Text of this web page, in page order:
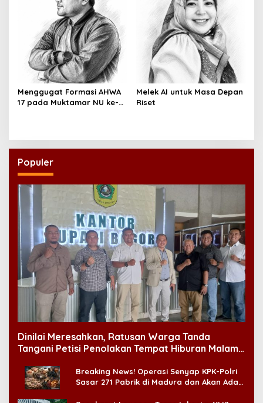
Menggugat Formasi AHWA
17 pada Muktamar NU ke-
Melek AI untuk Masa Depan
Riset
Populer
Dinilai Meresahkan, Ratusan Warga Tanda
Tangani Petisi Penolakan Tempat Hiburan Malam
Breaking News! Operasi Senyap KPK-Polri
Sasar 271 Pabrik di Madura dan Akan Ada